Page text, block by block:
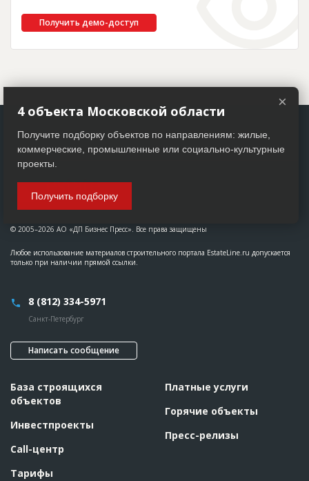
Получить демо-доступ
© 2005–2026 АО «ДП Бизнес Пресс». Все права защищены
Любое использование материалов строительного портала EstateLine.ru допускается
только при наличии прямой ссылки.
8 (812) 334-5971
Санкт-Петербург
Написать сообщение
База строящихся
объектов
Инвестпроекты
Call-центр
Тарифы
Платные услуги
Горячие объекты
Пресс-релизы
×
4 объекта Московской области
Получите подборку объектов по направлениям: жилые,
коммерческие, промышленные или социально-культурные
проекты.
Получить подборку